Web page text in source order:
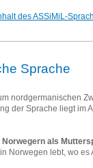
des ASSiMiL-
Sprache
nordgermanischen
der Sprache liegt im
Norwegern als
Norwegen lebt, wo es